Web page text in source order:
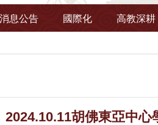
息公告 國際化 高教深耕
2024.10.11胡佛東亞中